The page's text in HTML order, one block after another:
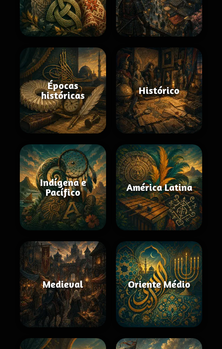
Épocas
históricas
Histórico
Indígena e
Pacífico
América Latina
Medieval Oriente Médio